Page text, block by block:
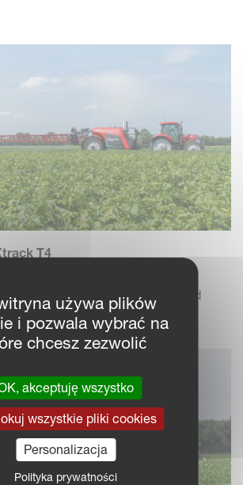
T4
pojemność zbiornika od
używa plików
i pozwala wybrać na
chcesz zezwolić
akceptuję wszystko
wszystkie pliki cookies
Personalizacja
Polityka prywatności